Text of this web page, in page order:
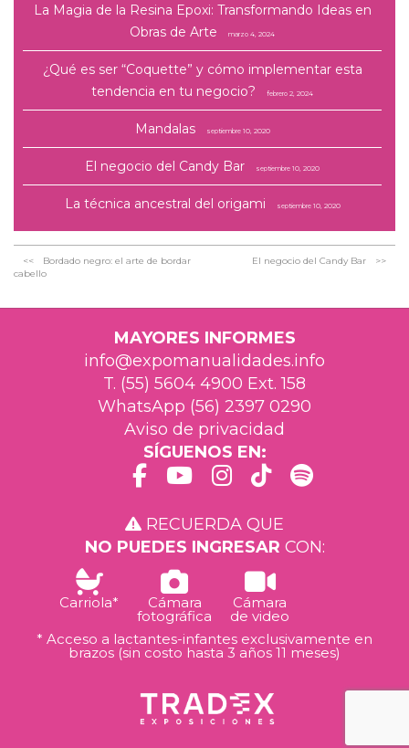
La Magia de la Resina Epoxi: Transformando Ideas en
Obras de Arte
marzo 4, 2024
¿Qué es ser “Coquette” y cómo implementar esta
tendencia en tu negocio?
febrero 2, 2024
Mandalas septiembre 10, 2020
El negocio del Candy Bar septiembre 10, 2020
La técnica ancestral del origami septiembre 10, 2020
Bordado negro: el arte de bordar
cabello
El negocio del Candy Bar
MAYORES INFORMES
info@expomanualidades.info
T. (55) 5604 4900 Ext. 158
WhatsApp (56) 2397 0290
Aviso de privacidad
SÍGUENOS EN:
RECUERDA QUE
NO PUEDES INGRESAR CON:
Carriola* Cámara
fotográfica
Cámara
de video
* Acceso a lactantes-infantes exclusivamente en
brazos (sin costo hasta 3 años 11 meses)